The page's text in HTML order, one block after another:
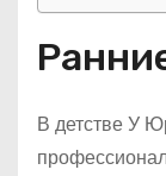
В детстве У